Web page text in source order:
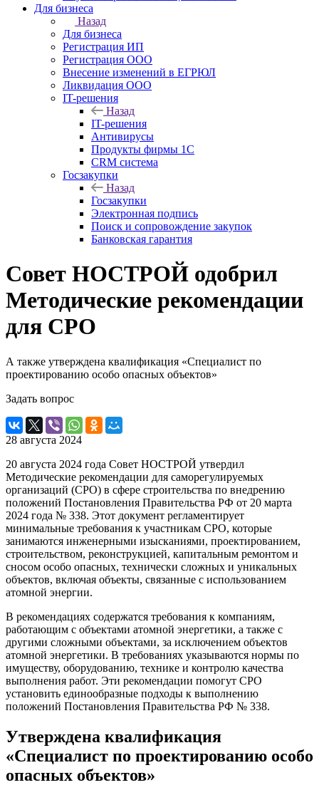
Для бизнеса
Назад
Для бизнеса
Регистрация ИП
Регистрация ООО
Внесение изменений в ЕГРЮЛ
Ликвидация ООО
IT-решения
Назад
IT-решения
Антивирусы
Продукты фирмы 1C
CRM система
Госзакупки
Назад
Госзакупки
Электронная подпись
Поиск и сопровождение закупок
Банковская гарантия
Совет НОСТРОЙ одобрил
Методические рекомендации
для СРО
А также утверждена квалификация «Специалист по
проектированию особо опасных объектов»
Задать вопрос
28 августа 2024
20 августа 2024 года Совет НОСТРОЙ утвердил
Методические рекомендации для саморегулируемых
организаций (СРО) в сфере строительства по внедрению
положений Постановления Правительства РФ от 20 марта
2024 года № 338. Этот документ регламентирует
минимальные требования к участникам СРО, которые
занимаются инженерными изысканиями, проектированием,
строительством, реконструкцией, капитальным ремонтом и
сносом особо опасных, технически сложных и уникальных
объектов, включая объекты, связанные с использованием
атомной энергии.
В рекомендациях содержатся требования к компаниям,
работающим с объектами атомной энергетики, а также с
другими сложными объектами, за исключением объектов
атомной энергетики. В требованиях указываются нормы по
имуществу, оборудованию, технике и контролю качества
выполнения работ. Эти рекомендации помогут СРО
установить единообразные подходы к выполнению
положений Постановления Правительства РФ № 338.
Утверждена квалификация
«Специалист по проектированию особо
опасных объектов»